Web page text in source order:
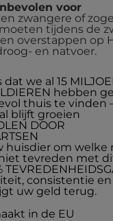
voor
zwangere of
tijdens de
overstappen op
en natvoer.
dat we al 15
hebben
thuis te vinden
blijft groeien
DOOR
huisdier om welke
tevreden met
consistentie en
uw geld terug.
in de EU